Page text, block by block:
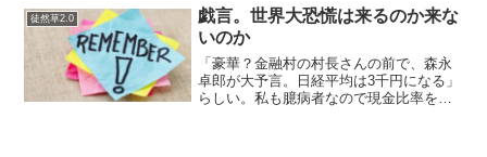
てや伊藤博文とかもあまり吉田松陰や松
下村塾に影響を受けていな...
徒然草2.0
戯言。世界大恐慌は来るのか来な
いのか
「豪華？金融村の村長さんの前で、森永
卓郎が大予言。日経平均は3千円になる」
らしい。私も臆病者なので現金比率を増